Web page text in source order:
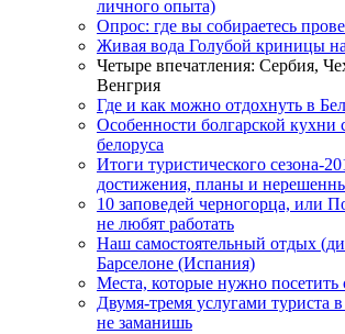
личного опыта)
Опрос: где вы собираетесь
Живая вода Голубой криницы
Четыре впечатления: Сербия,
Венгрия
Где и как можно отдохнуть в
Особенности болгарской кухни
белоруса
Итоги туристического сезона-
достижения, планы и
10 заповедей черногорца, или
не любят работать
Наш самостоятельный отдых
Барселоне (Испания)
Места, которые нужно посетить
Двумя-тремя услугами туриста
не заманишь